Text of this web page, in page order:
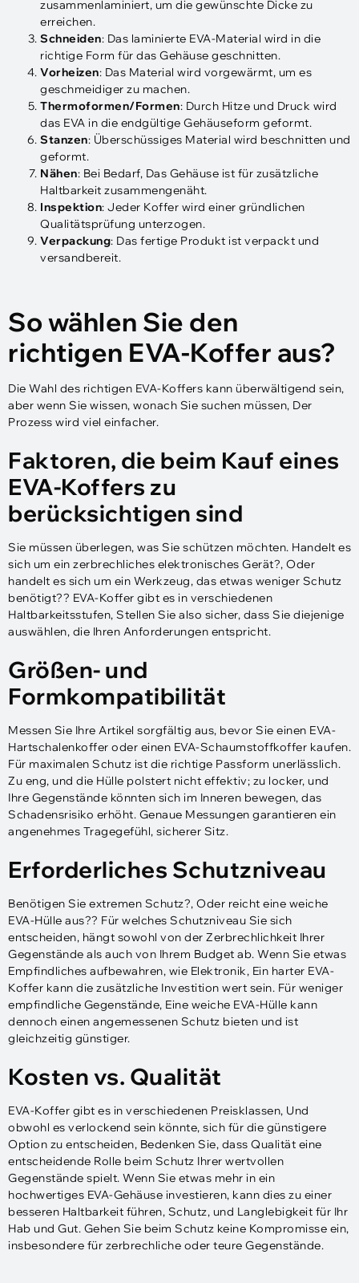
zusammenlaminiert, um die gewünschte Dicke zu
erreichen.
Schneiden: Das laminierte EVA-Material wird in die
richtige Form für das Gehäuse geschnitten.
Vorheizen: Das Material wird vorgewärmt, um es
geschmeidiger zu machen.
Thermoformen/Formen: Durch Hitze und Druck wird
das EVA in die endgültige Gehäuseform geformt.
Stanzen: Überschüssiges Material wird beschnitten und
geformt.
Nähen: Bei Bedarf, Das Gehäuse ist für zusätzliche
Haltbarkeit zusammengenäht.
Inspektion: Jeder Koffer wird einer gründlichen
Qualitätsprüfung unterzogen.
Verpackung: Das fertige Produkt ist verpackt und
versandbereit.
So wählen Sie den
richtigen EVA-Koffer aus?
Die Wahl des richtigen EVA-Koffers kann überwältigend sein,
aber wenn Sie wissen, wonach Sie suchen müssen, Der
Prozess wird viel einfacher.
Faktoren, die beim Kauf eines
EVA-Koffers zu
berücksichtigen sind
Sie müssen überlegen, was Sie schützen möchten. Handelt es
sich um ein zerbrechliches elektronisches Gerät?, Oder
handelt es sich um ein Werkzeug, das etwas weniger Schutz
benötigt?? EVA-Koffer gibt es in verschiedenen
Haltbarkeitsstufen, Stellen Sie also sicher, dass Sie diejenige
auswählen, die Ihren Anforderungen entspricht.
Größen- und
Formkompatibilität
Messen Sie Ihre Artikel sorgfältig aus, bevor Sie einen EVA-
Hartschalenkoffer oder einen EVA-Schaumstoffkoffer kaufen.
Für maximalen Schutz ist die richtige Passform unerlässlich.
Zu eng, und die Hülle polstert nicht effektiv; zu locker, und
Ihre Gegenstände könnten sich im Inneren bewegen, das
Schadensrisiko erhöht. Genaue Messungen garantieren ein
angenehmes Tragegefühl, sicherer Sitz.
Erforderliches Schutzniveau
Benötigen Sie extremen Schutz?, Oder reicht eine weiche
EVA-Hülle aus?? Für welches Schutzniveau Sie sich
entscheiden, hängt sowohl von der Zerbrechlichkeit Ihrer
Gegenstände als auch von Ihrem Budget ab. Wenn Sie etwas
Empfindliches aufbewahren, wie Elektronik, Ein harter EVA-
Koffer kann die zusätzliche Investition wert sein. Für weniger
empfindliche Gegenstände, Eine weiche EVA-Hülle kann
dennoch einen angemessenen Schutz bieten und ist
gleichzeitig günstiger.
Kosten vs. Qualität
EVA-Koffer gibt es in verschiedenen Preisklassen, Und
obwohl es verlockend sein könnte, sich für die günstigere
Option zu entscheiden, Bedenken Sie, dass Qualität eine
entscheidende Rolle beim Schutz Ihrer wertvollen
Gegenstände spielt. Wenn Sie etwas mehr in ein
hochwertiges EVA-Gehäuse investieren, kann dies zu einer
besseren Haltbarkeit führen, Schutz, und Langlebigkeit für Ihr
Hab und Gut. Gehen Sie beim Schutz keine Kompromisse ein,
insbesondere für zerbrechliche oder teure Gegenstände.